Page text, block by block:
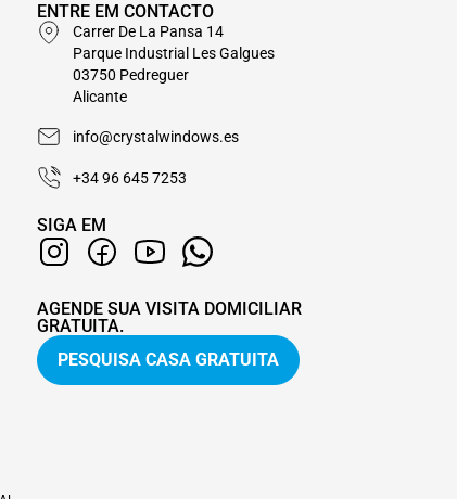
ENTRE EM CONTACTO
Carrer De La Pansa 14
Parque Industrial Les Galgues
03750 Pedreguer
Alicante
info@crystalwindows.es
+34 96 645 7253
SIGA EM
AGENDE SUA VISITA DOMICILIAR
GRATUITA.
PESQUISA CASA GRATUITA